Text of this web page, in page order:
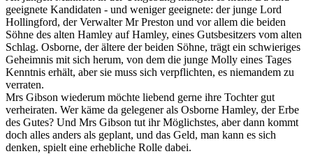
geeignete Kandidaten - und weniger geeignete: der junge Lord
Hollingford, der Verwalter Mr Preston und vor allem die beiden
Söhne des alten Hamley auf Hamley, eines Gutsbesitzers vom alten
Schlag. Osborne, der ältere der beiden Söhne, trägt ein schwieriges
Geheimnis mit sich herum, von dem die junge Molly eines Tages
Kenntnis erhält, aber sie muss sich verpflichten, es niemandem zu
verraten.
Mrs Gibson wiederum möchte liebend gerne ihre Tochter gut
verheiraten. Wer käme da gelegener als Osborne Hamley, der Erbe
des Gutes? Und Mrs Gibson tut ihr Möglichstes, aber dann kommt
doch alles anders als geplant, und das Geld, man kann es sich
denken, spielt eine erhebliche Rolle dabei.